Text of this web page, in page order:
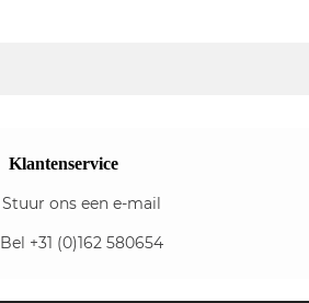
Klantenservice
Stuur ons een e-mail
Bel +31 (0)162 580654